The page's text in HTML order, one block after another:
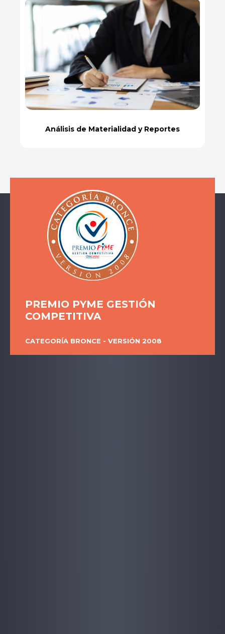
Análisis de Materialidad y Reportes
PREMIO PYME GESTIÓN
COMPETITIVA
CATEGORÍA BRONCE - VERSIÓN 2008